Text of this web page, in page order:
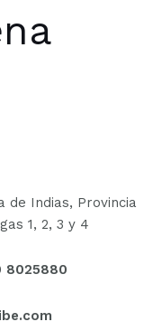
de Indias, Provincia
1, 2, 3 y 4
8025880